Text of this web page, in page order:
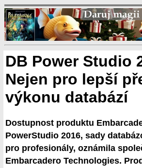
DB Power Studio
Nejen pro lepší
výkonu databází
Dostupnost produktu
PowerStudio 2016, sady
pro profesionály, oznámila
Embarcadero Technologies.